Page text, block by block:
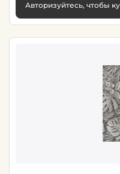
Авторизуйтесь, чтобы